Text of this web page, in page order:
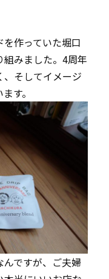
作っていた堀口
みました。4周年
そしてイメージ
す。
ですが、ご夫婦